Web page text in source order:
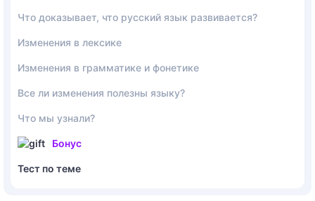
Что доказывает, что русский язык развивается?
Изменения в лексике
Изменения в грамматике и фонетике
Все ли изменения полезны языку?
Что мы узнали?
Бонус
Тест по теме